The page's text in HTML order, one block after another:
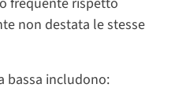
non destata le stesse
bassa includono: